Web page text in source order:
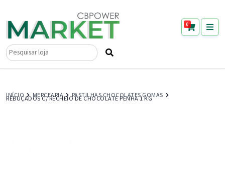
0
Pesquisar
INÍCIO MERCEARIA PASTILHAS CHOCOLATES GOMAS
REBUÇADOS C/ RECHEIO DE CHOCOLATE PENHA 1 KG